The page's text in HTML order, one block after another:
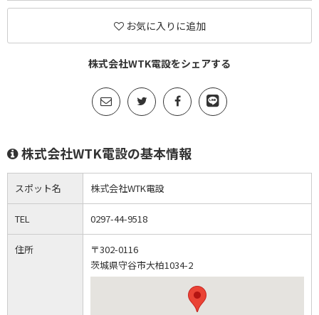
お気に入りに追加
株式会社WTK電設をシェアする
株式会社WTK電設の基本情報
スポット名 株式会社WTK電設
TEL 0297-44-9518
住所
〒302-0116
茨城県守谷市大柏1034-2